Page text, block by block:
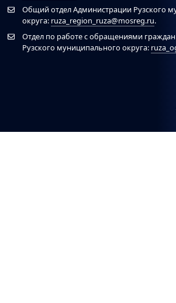
Общий отдел Администрации Рузского
округа: ruza_region_ruza@mosreg.ru.
Отдел по работе с обращениями
Рузского муниципального округа: